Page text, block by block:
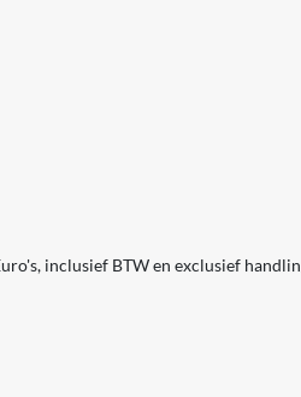
inclusief BTW en exclusief